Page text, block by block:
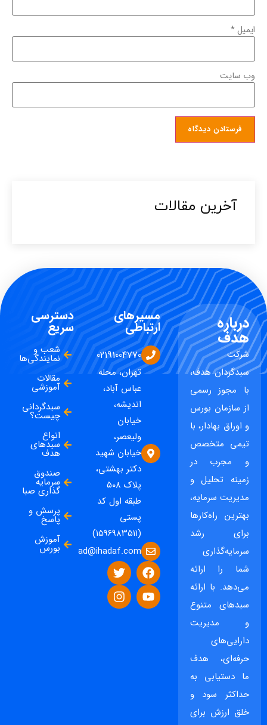
ایمیل*
وب‌ سایت
آخرین مقالات​
درباره
هدف
شرکت
سبدگردان هدف،
با مجوز رسمی
از سازمان بورس
و اوراق بهادار، با
تیمی متخصص
و مجرب در
زمینه تحلیل و
مدیریت سرمایه،
بهترین راه‌کارها
برای رشد
سرمایه‌گذاری
شما را ارائه
می‌دهد. با ارائه
سبدهای متنوع
و مدیریت
دارایی‌های
حرفه‌ای، هدف
ما دستیابی به
حداکثر سود و
خلق ارزش برای
مسیرهای
ارتباطی
02191004770
تهران، محله
عباس آباد،
اندیشه،
خیابان
ولیعصر،
خیابان شهید
دکتر بهشتی،
پلاک ۵۰۸
طبقه اول کد
پستی
(۱۵۹۶۹۸۳۵۱۱)
ad@ihadaf.com
دسترسی
سریع
شعب و
نمایندگی‌ها
مقالات
آموزشی
سبدگردانی
چیست؟
انواع
سبدهای
هدف
صندوق
سرمایه
گذاری صبا
پرسش و
پاسخ
آموزش
بورس